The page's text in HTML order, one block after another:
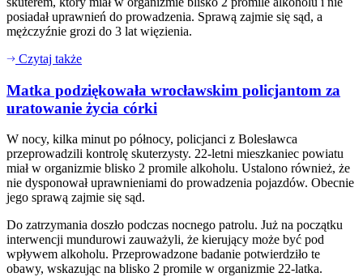
posiadał uprawnień do prowadzenia. Sprawą zajmie się sąd, a
mężczyźnie grozi do 3 lat więzienia.
Czytaj także
Matka podziękowała wrocławskim policjantom za
uratowanie życia córki
W nocy, kilka minut po północy, policjanci z Bolesławca
przeprowadzili kontrolę skuterzysty. 22-letni mieszkaniec powiatu
miał w organizmie blisko 2 promile alkoholu. Ustalono również, że
nie dysponował uprawnieniami do prowadzenia pojazdów. Obecnie
jego sprawą zajmie się sąd.
Do zatrzymania doszło podczas nocnego patrolu. Już na początku
interwencji mundurowi zauważyli, że kierujący może być pod
wpływem alkoholu. Przeprowadzone badanie potwierdziło te
obawy, wskazując na blisko 2 promile w organizmie 22-latka.